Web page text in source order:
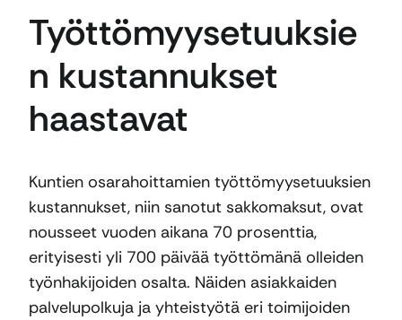
Työttömyysetuuksie
n kustannukset
haastavat
Kuntien osarahoittamien työttömyysetuuksien
kustannukset, niin sanotut sakkomaksut, ovat
nousseet vuoden aikana 70 prosenttia,
erityisesti yli 700 päivää työttömänä olleiden
työnhakijoiden osalta. Näiden asiakkaiden
palvelupolkuja ja yhteistyötä eri toimijoiden